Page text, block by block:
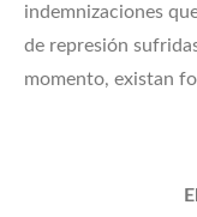
indemnizaciones
de represión
momento, existan